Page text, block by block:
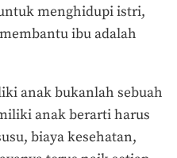
menghidupi istri,
ibu adalah
anak bukanlah sebuah
anak berarti harus
biaya kesehatan,